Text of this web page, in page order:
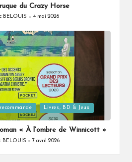
du Crazy Horse
BELOUIS 4 mai 2026
Livres, BD & Jeux
« À l’ombre de Winnicott »
BELOUIS 7 avril 2026